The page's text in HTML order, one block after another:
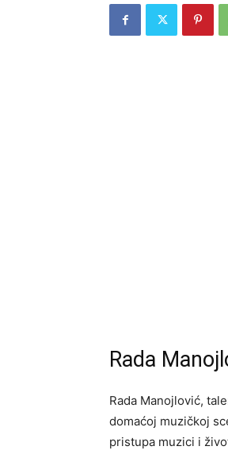
Rada
Rada Manojlović,
domaćoj muzičkoj
pristupa muzici i